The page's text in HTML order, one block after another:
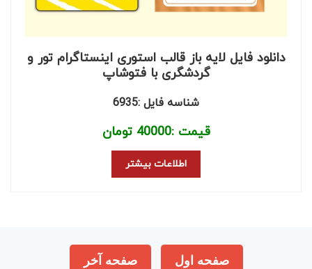
دانلود فایل لایه باز قالب استوری اینستاگرام تور و
گردشگری با فتوشاپ
شناسه فایل :6935
قیمت :40000 تومان
اطلاعات بیشتر
صفحه اول صفحه آخر